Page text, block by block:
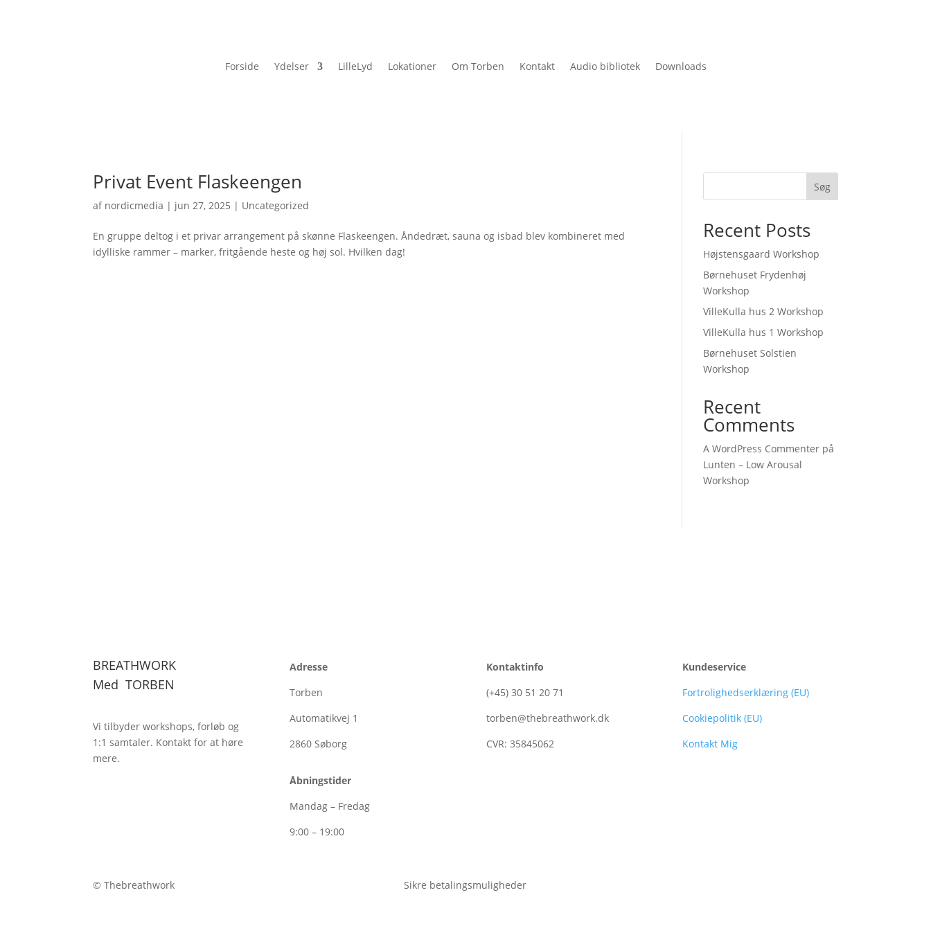
Forside Ydelser LilleLyd Lokationer Om Torben Kontakt Audio bibliotek Downloads
Privat Event Flaskeengen
af nordicmedia | jun 27, 2025 | Uncategorized
En gruppe deltog i et privar arrangement på skønne Flaskeengen. Åndedræt, sauna og isbad blev kombineret med
idylliske rammer – marker, fritgående heste og høj sol. Hvilken dag!
Søg
Recent Posts
Højstensgaard Workshop
Børnehuset Frydenhøj
Workshop
VilleKulla hus 2 Workshop
VilleKulla hus 1 Workshop
Børnehuset Solstien
Workshop
Recent
Comments
A WordPress Commenter på
Lunten – Low Arousal
Workshop
BREATHWORK
Med TORBEN
Vi tilbyder workshops, forløb og
1:1samtaler. Kontakt for at høre
mere.
Adresse
Torben
Automatikvej 1
2860 Søborg
Åbningstider
Mandag – Fredag
9:00 – 19:00
Kontaktinfo
(+45) 30 51 20 71
torben@thebreathwork.dk
CVR: 35845062
Kundeservice
Fortrolighedserklæring (EU)
Cookiepolitik (EU)
Kontakt Mig
© Thebreathwork Sikre betalingsmuligheder